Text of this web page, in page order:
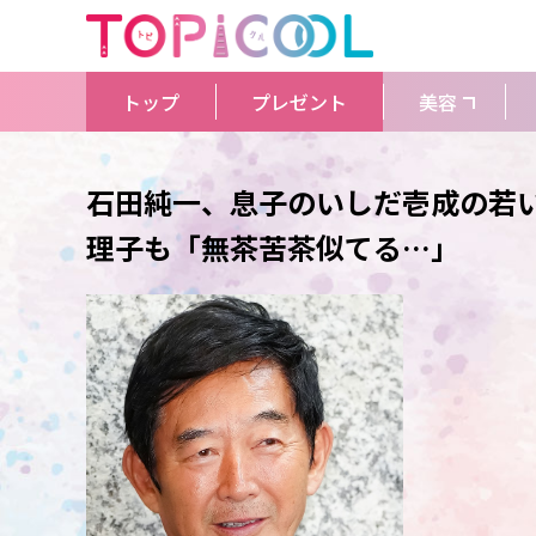
トップ プレゼント 美容
石田純一、息子のいしだ壱成の若
理子も「無茶苦茶似てる…」